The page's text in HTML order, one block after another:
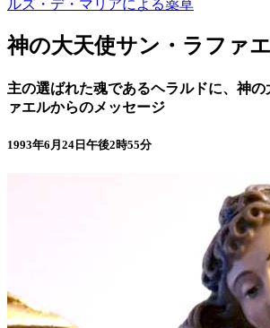
ルズ・デ・マリアによる薬草
神の大天使サン・ラファ
主の選ばれた魂であるヘラルドに、神
ァエルからのメッセージ
1993年6月24日午後2時55分